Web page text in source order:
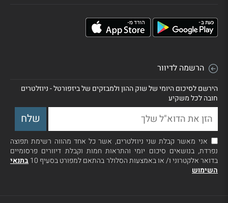
הרשמה לדיוור
הירשם לסיכום היומי של שוק ההון ולמבזקים של ביזפורטל - ניוזלטרים
חובה לכל משקיע
אני מאשר קבלת שני ניוזלטרים, אשר כל אחד מהווה רשימת תפוצה
נפרדת, בנושאים סיכום יומי והתראות חמות וקבלת דיוורים פרסומיים
בדואר אלקטרוני ו/ או באמצעות הסלולר בהתאם למפורט בסעיף 10
בתנאי
השימוש